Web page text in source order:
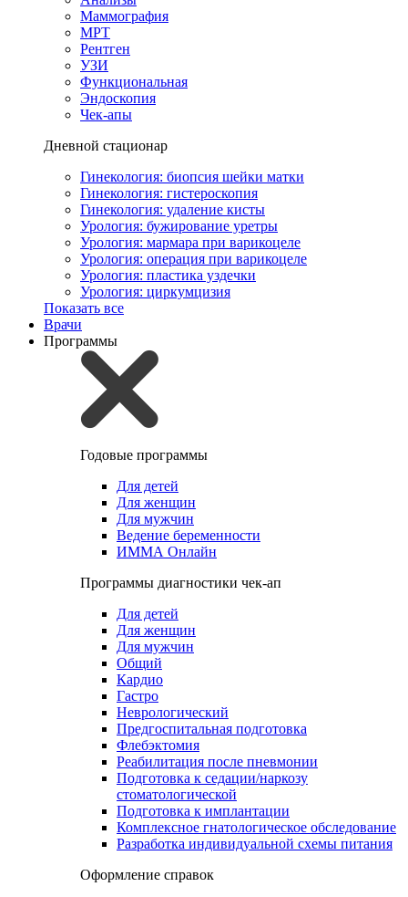
Маммография
МРТ
Рентген
УЗИ
Функциональная
Эндоскопия
Чек-апы
Дневной стационар
Гинекология: биопсия шейки матки
Гинекология: гистероскопия
Гинекология: удаление кисты
Урология: бужирование уретры
Урология: мармара при варикоцеле
Урология: операция при варикоцеле
Урология: пластика уздечки
Урология: циркумцизия
Показать все
Врачи
Программы
Годовые программы
Для детей
Для женщин
Для мужчин
Ведение беременности
ИММА Онлайн
Программы диагностики чек-ап
Для детей
Для женщин
Для мужчин
Общий
Кардио
Гастро
Неврологический
Предгоспитальная подготовка
Флебэктомия
Реабилитация после пневмонии
Подготовка к седации/наркозу
стоматологической
Подготовка к имплантации
Комплексное гнатологическое обследование
Разработка индивидуальной схемы питания
Оформление справок